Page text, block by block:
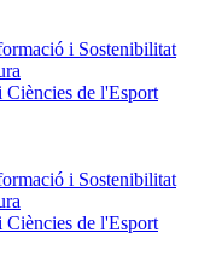
i Sostenibilitat
de l'Esport
i Sostenibilitat
de l'Esport